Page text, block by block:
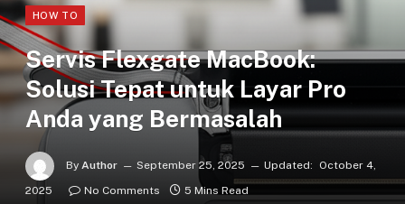
HOW TO
Servis Flexgate MacBook:
Solusi Tepat untuk Layar Pro
Anda yang Bermasalah
By Author September 25, 2025 Updated:
October 4,
2025
No Comments 5 Mins Read